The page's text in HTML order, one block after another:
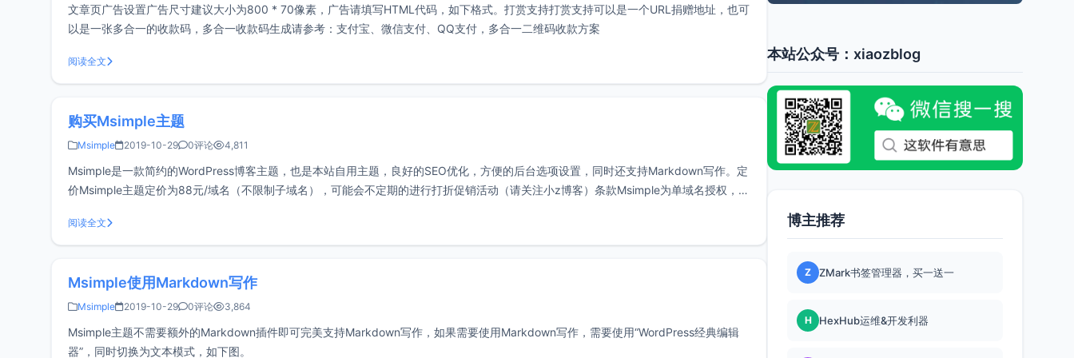
文章页广告设置广告尺寸建议大小为800 * 70像素，广告请填写HTML代码，如下格式。打赏支持打赏支持可以是一个URL捐赠地址，也可
以是一张多合一的收款码，多合一收款码生成请参考：支付宝、微信支付、QQ支付，多合一二维码收款方案
阅读全文
购买Msimple主题
Msimple 2019-10-29 0评论 4,811
Msimple是一款简约的WordPress博客主题，也是本站自用主题，良好的SEO优化，方便的后台选项设置，同时还支持Markdown写作。定
价Msimple主题定价为88元/域名（不限制子域名），可能会不定期的进行打折促销活动（请关注小z博客）条款Msimple为单域名授权，购
阅读全文
Msimple使用Markdown写作
Msimple 2019-10-29 0评论 3,864
Msimple主题不需要额外的Markdown插件即可完美支持Markdown写作，如果需要使用Markdown写作，需要使用“WordPress经典编辑
器”，同时切换为文本模式，如下图。
本站公众号：xiaozblog
博主推荐
Z ZMark书签管理器，买一送一
H HexHub运维&开发利器